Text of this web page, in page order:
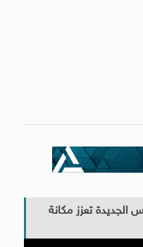
الجديدة تعزز مكانة